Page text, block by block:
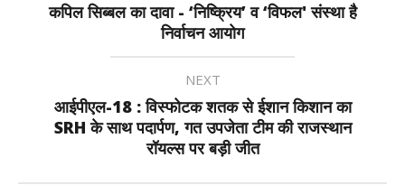
कपिल सिब्बल का दावा - ‘निष्क्रिय’ व ‘विफल' संस्था है
निर्वाचन आयोग
NEXT
आईपीएल-18 : विस्फोटक शतक से ईशान किशान का
SRH के साथ पदार्पण, गत उपजेता टीम की राजस्थान
रॉयल्स पर बड़ी जीत